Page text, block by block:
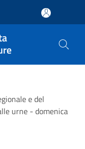
e del
urne - domenica